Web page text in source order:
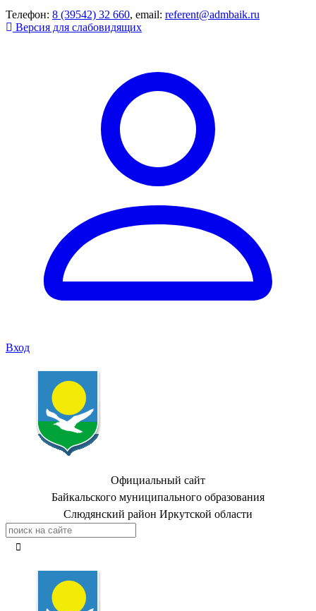
Телефон: 8 (39542) 32 660, email: referent@admbaik.ru
Версия для слабовидящих
Вход
Официальный сайт
Байкальского муниципального образования
Слюдянский район Иркутской области